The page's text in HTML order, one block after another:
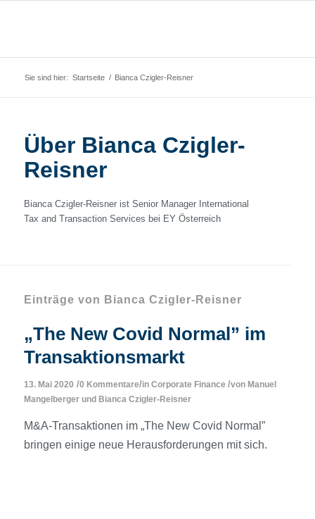
Sie sind hier: Startseite / Bianca Czigler-Reisner
Über Bianca Czigler-
Reisner
Bianca Czigler-Reisner ist Senior Manager International
Tax and Transaction Services bei EY Österreich
Einträge von Bianca Czigler-Reisner
„The New Covid Normal” im
Transaktionsmarkt
13. Mai 2020 /0 Kommentare/in Corporate Finance /von Manuel
Mangelbergerund Bianca Czigler-Reisner
M&A-Transaktionen im „The New Covid Normal”
bringen einige neue Herausforderungen mit sich.